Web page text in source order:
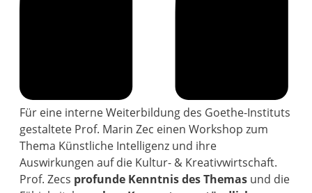
Für eine interne Weiterbildung des Goethe-Instituts
gestaltete Prof. Marin Zec einen Workshop zum
Thema Künstliche Intelligenz und ihre
Auswirkungen auf die Kultur- & Kreativwirtschaft.
Prof. Zecs profunde Kenntnis des Themas und die